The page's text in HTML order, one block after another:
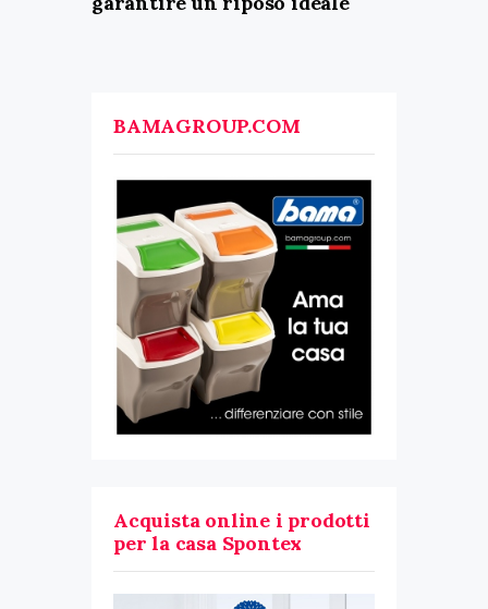
BAMAGROUP.COM
Acquista online i prodotti
per la casa Spontex